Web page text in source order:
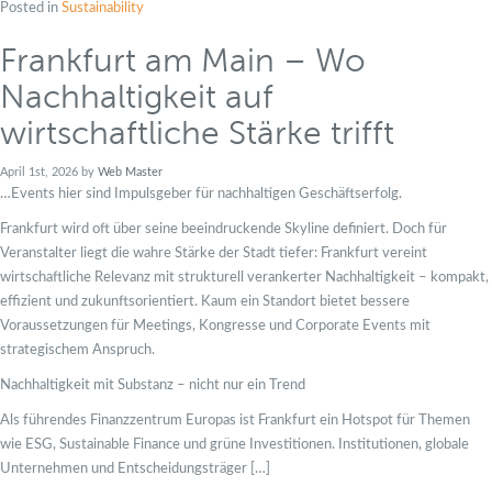
Posted in Sustainability
Frankfurt am Main – Wo
Nachhaltigkeit auf
wirtschaftliche Stärke trifft
April 1st, 2026 by Web Master
…Events hier sind Impulsgeber für nachhaltigen Geschäftserfolg.
Frankfurt wird oft über seine beeindruckende Skyline definiert. Doch für
Veranstalter liegt die wahre Stärke der Stadt tiefer: Frankfurt vereint
wirtschaftliche Relevanz mit strukturell verankerter Nachhaltigkeit – kompakt,
effizient und zukunftsorientiert. Kaum ein Standort bietet bessere
Voraussetzungen für Meetings, Kongresse und Corporate Events mit
strategischem Anspruch.
Nachhaltigkeit mit Substanz – nicht nur ein Trend
Als führendes Finanzzentrum Europas ist Frankfurt ein Hotspot für Themen
wie ESG, Sustainable Finance und grüne Investitionen. Institutionen, globale
Unternehmen und Entscheidungsträger […]